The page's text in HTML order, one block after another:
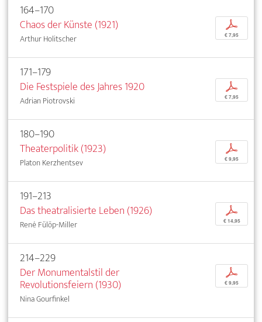
164–170
Chaos der Künste (1921)
Arthur Holitscher
p
€ 7,95
171–179
Die Festspiele des Jahres 1920
Adrian Piotrovski
p
€ 7,95
180–190
Theaterpolitik (1923)
Platon Kerzhentsev
p
€ 9,95
191–213
Das theatralisierte Leben (1926)
René Fülöp-Miller
p
€ 14,95
214–229
Der Monumentalstil der
Revolutionsfeiern (1930)
Nina Gourfinkel
p
€ 9,95